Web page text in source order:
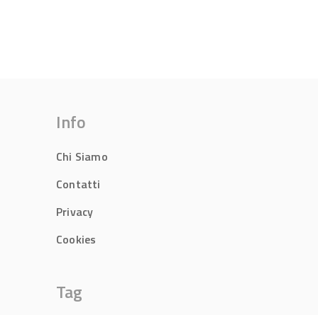
Info
Chi Siamo
Contatti
Privacy
Cookies
Tag